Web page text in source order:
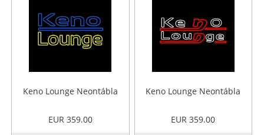
Keno Lounge Neontábla
EUR 359.00
Keno Lounge Neontábla
EUR 359.00